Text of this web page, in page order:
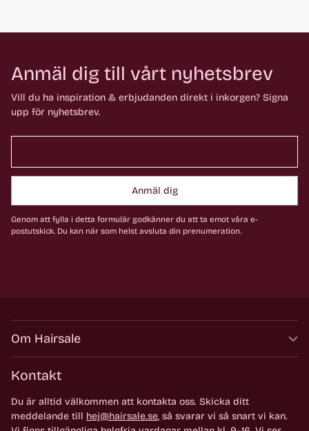
Anmäl dig till vårt nyhetsbrev
Vill du ha inspiration & erbjudanden direkt i inkorgen? Signa
upp för nyhetsbrev.
Anmäl dig
Genom att fylla i detta formulär godkänner du att ta emot våra e-
postutskick. Du kan när som helst avsluta din prenumeration.
Om Hairsale
Kontakt
Du är alltid välkommen att kontakta oss. Skicka ditt
meddelande till hej@hairsale.se, så svarar vi så snart vi kan.